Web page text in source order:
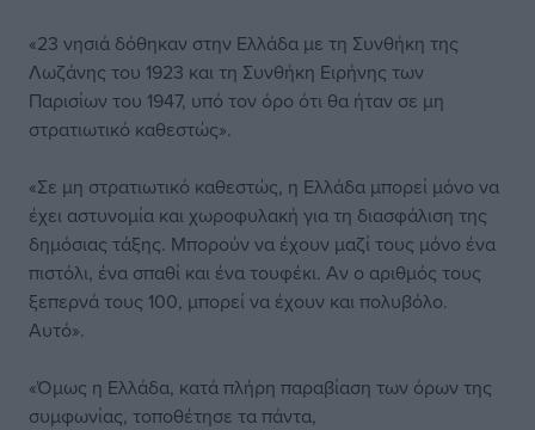
«23 νησιά δόθηκαν στην Ελλάδα με τη Συνθήκη της
Λωζάνης του 1923 και τη Συνθήκη Ειρήνης των
Παρισίων του 1947, υπό τον όρο ότι θα ήταν σε μη
στρατιωτικό καθεστώς».
«Σε μη στρατιωτικό καθεστώς, η Ελλάδα μπορεί μόνο να
έχει αστυνομία και χωροφυλακή για τη διασφάλιση της
δημόσιας τάξης. Μπορούν να έχουν μαζί τους μόνο ένα
πιστόλι, ένα σπαθί και ένα τουφέκι. Αν ο αριθμός τους
ξεπερνά τους 100, μπορεί να έχουν και πολυβόλο.
Αυτό».
«Όμως η Ελλάδα, κατά πλήρη παραβίαση των όρων της
συμφωνίας, τοποθέτησε τα πάντα,